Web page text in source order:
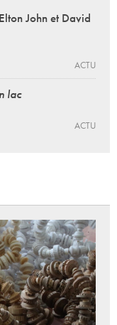
John et David
ACTU
lac
ACTU